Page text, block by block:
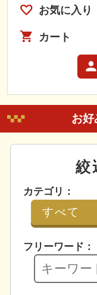
お気に入り
カート
お好
絞
カテゴリ：
フリーワード：